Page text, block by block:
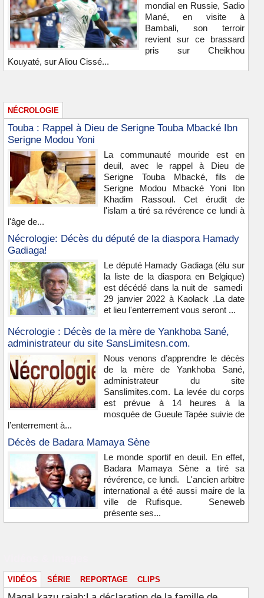
mondial en Russie, Sadio
Mané, en visite à
Bambali, son terroir
revient sur ce brassard
pris sur Cheikhou
Kouyaté, sur Aliou Cissé...
NÉCROLOGIE
Touba : Rappel à Dieu de Serigne Touba Mbacké Ibn
Serigne Modou Yoni
La communauté mouride est en
deuil, avec le rappel à Dieu de
Serigne Touba Mbacké, fils de
Serigne Modou Mbacké Yoni Ibn
Khadim Rassoul. Cet érudit de
l'islam a tiré sa révérence ce lundi à
l'âge de...
Nécrologie: Décès du député de la diaspora Hamady
Gadiaga!
Le député Hamady Gadiaga (élu sur
la liste de la diaspora en Belgique)
est décédé dans la nuit de samedi
29 janvier 2022 à Kaolack .La date
et lieu l'enterrement vous seront ...
Nécrologie : Décès de la mère de Yankhoba Sané,
administrateur du site SansLimitesn.com.
Nous venons d’apprendre le décès
de la mère de Yankhoba Sané,
administrateur du site
Sanslimites.com. La levée du corps
est prévue à 14 heures à la
mosquée de Gueule Tapée suivie de
l’enterrement à...
Décès de Badara Mamaya Sène
Le monde sportif en deuil. En effet,
Badara Mamaya Sène a tiré sa
révérence, ce lundi. L'ancien arbitre
international a été aussi maire de la
ville de Rufisque. Seneweb
présente ses...
VIDÉOS SÉRIE REPORTAGE CLIPS